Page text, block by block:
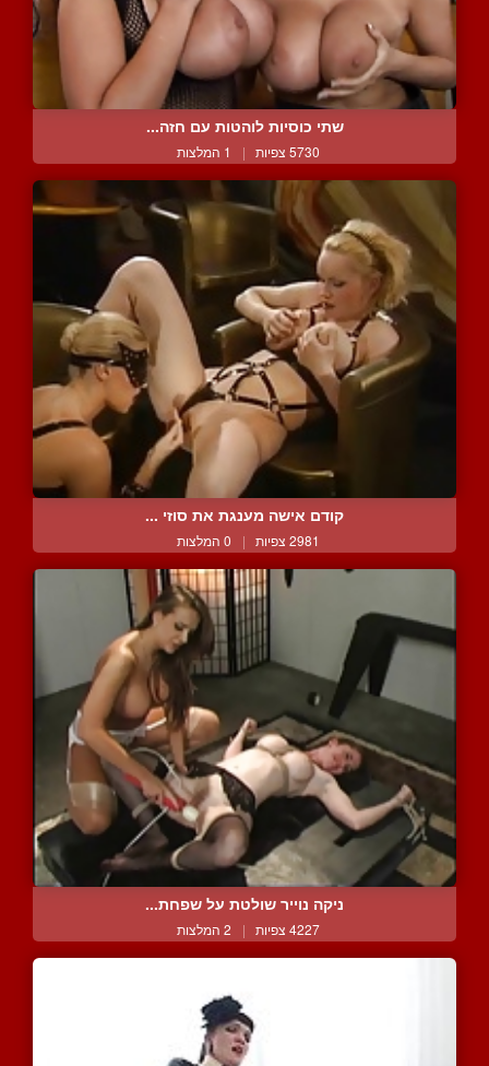
שתי כוסיות לוהטות עם חזה...
5730 צפיות | 1 המלצות
קודם אישה מענגת את סוזי ...
2981 צפיות | 0 המלצות
ניקה נוייר שולטת על שפחת...
4227 צפיות | 2 המלצות